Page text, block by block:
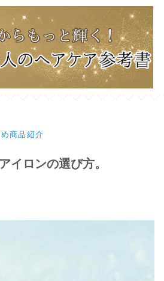
商品紹介
イロンの選び方。